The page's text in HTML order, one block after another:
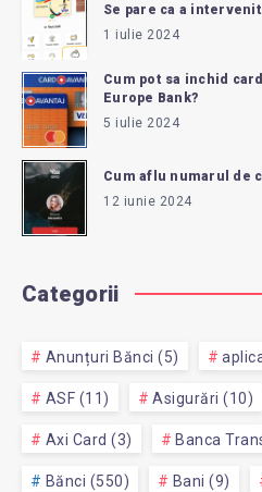
Se pare ca a
1 iulie 2024
Cum pot sa inchid
Europe Bank?
5 iulie 2024
Cum aflu numarul de
12 iunie 2024
Categorii
Anunțuri Bănci (5)
ASF (11) Asigurări (10)
Axi Card (3) Banca
Bănci (550) Bani (9)